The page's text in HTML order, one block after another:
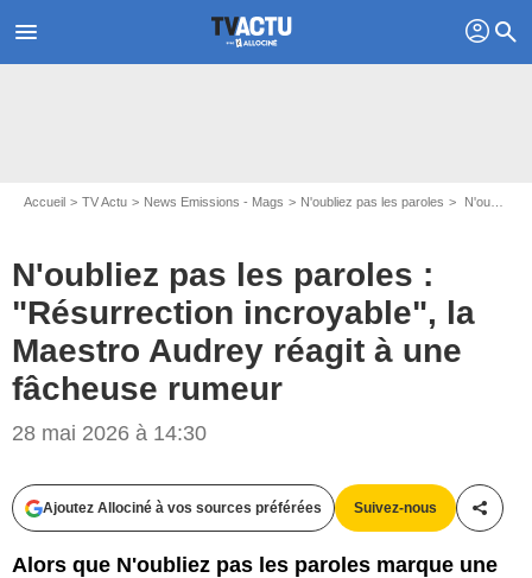
menu profil search
Accueil TV Actu News Emissions - Mags N'oubliez pas les paroles N'oubliez pas les paroles : "Résurrection incroyable", la Maestro Audrey réagit à une fâcheuse rumeur
N'oubliez pas les paroles :
"Résurrection incroyable", la
Maestro Audrey réagit à une
fâcheuse rumeur
28 mai 2026 à 14:30
Ajoutez Allociné à vos sources préférées Suivez-nous
Alors que N'oubliez pas les paroles marque une